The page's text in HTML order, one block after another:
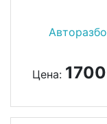
Цена: